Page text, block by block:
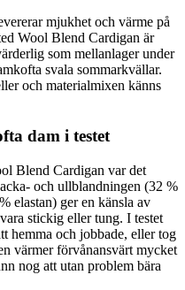
mjukhet och värme på
Wool Blend Cardigan är
som mellanlager under
svala sommarkvällar.
och materialmixen känns
dam i testet
Blend Cardigan var det
och ullblandningen (32 %
elastan) ger en känsla av
stickig eller tung. I testet
hemma och jobbade, eller tog
värmer förvånansvärt mycket
nog att utan problem bära